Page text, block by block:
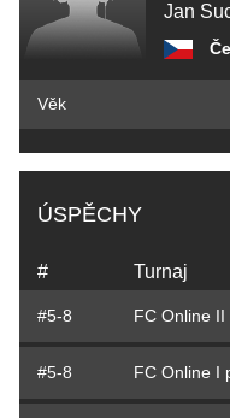
Jan
Věk
ÚSPĚCHY
# Turnaj
#5-8 FC Online
#5-8 FC Online I